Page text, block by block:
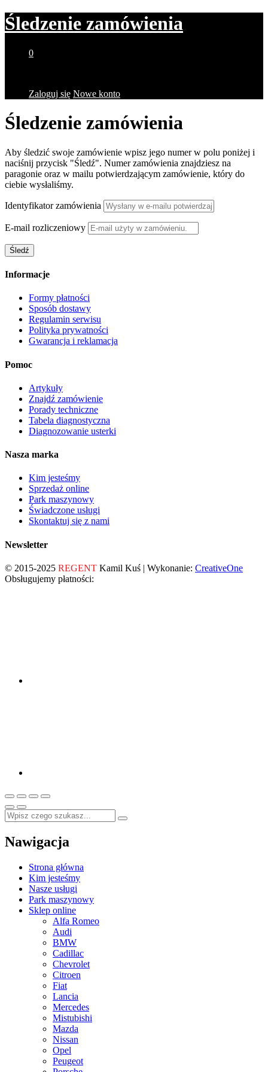
Śledzenie zamówienia
0
Zaloguj się Nowe konto
Śledzenie zamówienia
Aby śledzić swoje zamówienie wpisz jego numer w polu poniżej i
naciśnij przycisk "Śledź". Numer zamówienia znajdziesz na
paragonie oraz w mailu potwierdzającym zamówienie, który do
ciebie wysłaliśmy.
Identyfikator zamówienia
E-mail rozliczeniowy
Śledź
Informacje
Formy płatności
Sposób dostawy
Regulamin serwisu
Polityka prywatności
Gwarancja i reklamacja
Pomoc
Artykuły
Znajdź zamówienie
Porady techniczne
Tabela diagnostyczna
Diagnozowanie usterki
Nasza marka
Kim jesteśmy
Sprzedaż online
Park maszynowy
Świadczone usługi
Skontaktuj się z nami
Newsletter
© 2015-2025 REGENT Kamil Kuś | Wykonanie: CreativeOne
Obsługujemy płatności:
Nawigacja
Strona główna
Kim jesteśmy
Nasze usługi
Park maszynowy
Sklep online
Alfa Romeo
Audi
BMW
Cadillac
Chevrolet
Citroen
Fiat
Lancia
Mercedes
Mistubishi
Mazda
Nissan
Opel
Peugeot